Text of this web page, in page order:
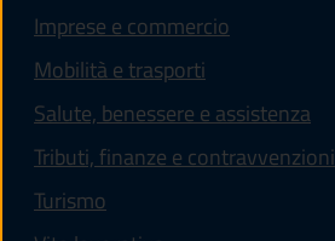
Imprese e commercio
Mobilità e trasporti
Salute, benessere e assistenza
Tributi, finanze e contravvenzioni
Turismo